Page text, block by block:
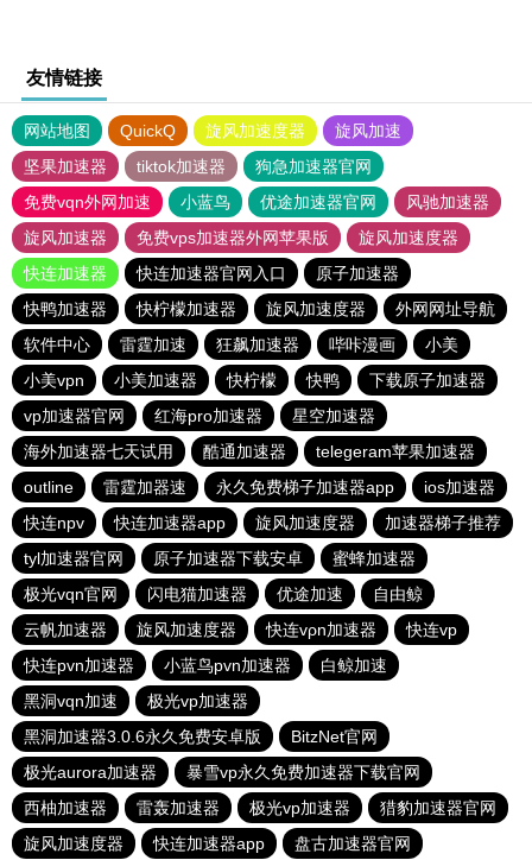
友情链接
网站地图 QuickQ 旋风加速度器
旋风加速
坚果加速器
tiktok加速器
狗急加速器官网
免费vqn外网加速
小蓝鸟 优途加速器官网
风驰加速器
旋风加速器
免费vps加速器外网苹果版
旋风加速度器
快连加速器
快连加速器官网入口
原子加速器
快鸭加速器
快柠檬加速器 旋风加速度器
外网网址导航
软件中心
雷霆加速 狂飙加速器 哔咔漫画
小美
小美vpn
小美加速器 快柠檬 快鸭
下载原子加速器
vp加速器官网
红海pro加速器
星空加速器
海外加速器七天试用
酷通加速器
telegeram苹果加速器
outline
雷霆加器速 永久免费梯子加速器app
ios加速器
快连npv
快连加速器app 旋风加速度器
加速器梯子推荐
tyl加速器官网
原子加速器下载安卓
蜜蜂加速器
极光vqn官网
闪电猫加速器 优途加速
自由鲸
云帆加速器
旋风加速度器 快连vρn加速器
快连vp
快连pvn加速器
小蓝鸟pvn加速器
白鲸加速
黑洞vqn加速
极光vp加速器
黑洞加速器3.0.6永久免费安卓版
BitzNet官网
极光aurora加速器
暴雪vp永久免费加速器下载官网
西柚加速器
雷轰加速器 极光vp加速器
猎豹加速器官网
旋风加速度器
快连加速器app 盘古加速器官网